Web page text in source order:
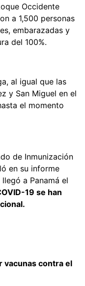
Occidente
a 1,500 personas
embarazadas y
del 100%.
al igual que las
y San Miguel en el
el momento
de Inmunización
en su informe
a Panamá el
19 se han
vacunas contra el